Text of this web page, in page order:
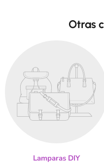
Otras
Lamparas DIY